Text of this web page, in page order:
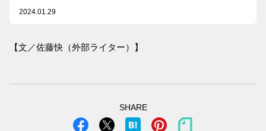
ルーザー
2024.01.29
【文／佐藤快（外部ライター）】
SHARE